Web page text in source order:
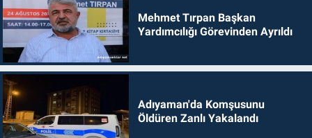
Mehmet Tırpan Başkan
Yardımcılığı Görevinden Ayrıldı
Adıyaman'da Komşusunu
Öldüren Zanlı Yakalandı